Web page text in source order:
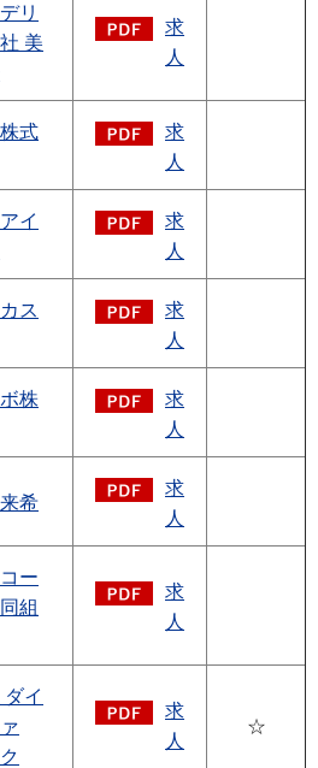
リ
美
求
人
式
求
人
イ
求
人
ス
求
人
株
求
人
希
求
人
ー
組
求
人
イ
求
人
☆